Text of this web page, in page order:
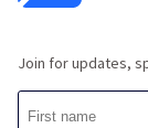
Join for updates,